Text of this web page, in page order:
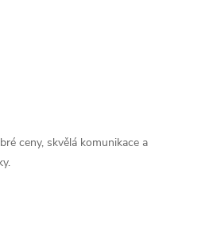
ceny, skvělá komunikace a